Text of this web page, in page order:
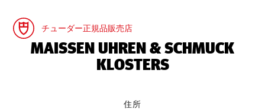
チューダー正規品販売店
‭MAISSEN UHREN & SCHMUCK
KLOSTERS‬
住所